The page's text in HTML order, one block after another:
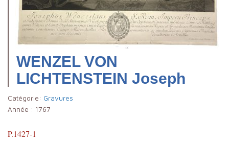
WENZEL VON
LICHTENSTEIN Joseph
Catégorie: Gravures
Année : 1767
P.1427-1